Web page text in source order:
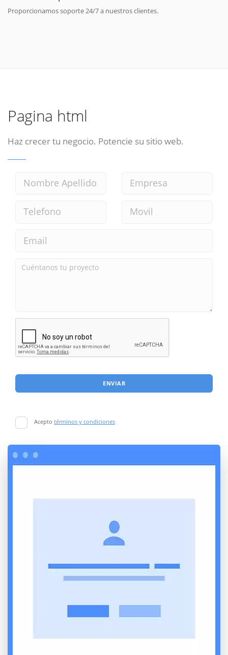
Proporcionamos soporte 24/7 a nuestros clientes.
Pagina html
Haz crecer tu negocio. Potencie su sitio web.
ENVIAR
Acepto términos y condiciones